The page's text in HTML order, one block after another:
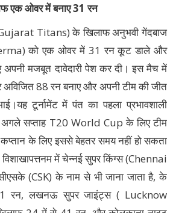
एक ओवर में बनाए 31 रन
Titans) के खिलाफ अनुभवी गेंदबाज
को एक ओवर में 31 रन कूट डाले और
अपनी मजबूत दावेदारी पेश कर दी। इस मैच में
88 रन बनाए और अपनी टीम की जीत
टूर्नामेंट में पंत का पहला प्रभावशाली
अगले सप्ताह T20 World Cup के लिए टीम
के लिए इससे बेहतर समय नहीं हो सकता
में चेन्नई सुपर किंग्स (Chennai
(CSK) के नाम से भी जाना जाता है, के
रन, लखनऊ सुपर जाइंट्स ( Lucknow